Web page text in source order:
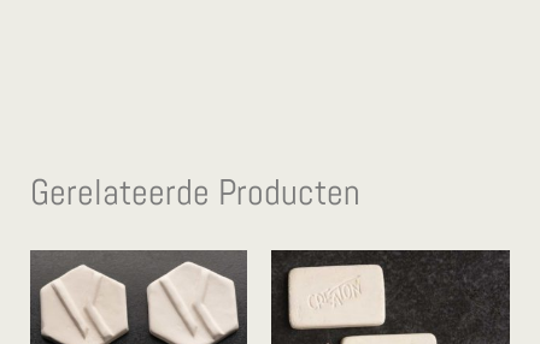
Gerelateerde Producten